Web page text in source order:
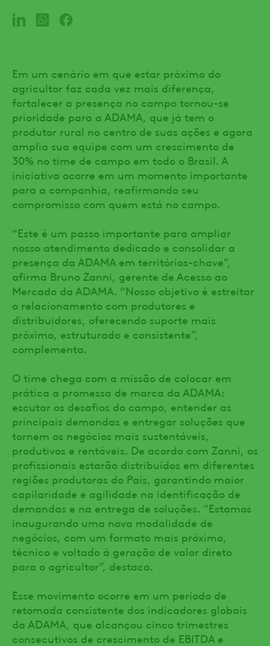
Em um cenário em que estar próximo do
agricultor faz cada vez mais diferença,
fortalecer a presença no campo tornou-se
prioridade para a ADAMA, que já tem o
produtor rural no centro de suas ações e agora
amplia sua equipe com um crescimento de
30% no time de campo em todo o Brasil. A
iniciativa ocorre em um momento importante
para a companhia, reafirmando seu
compromisso com quem está no campo.
“Este é um passo importante para ampliar
nosso atendimento dedicado e consolidar a
presença da ADAMA em territórios-chave”,
afirma Bruno Zanni, gerente de Acesso ao
Mercado da ADAMA. “Nosso objetivo é estreitar
o relacionamento com produtores e
distribuidores, oferecendo suporte mais
próximo, estruturado e consistente”,
complementa.
O time chega com a missão de colocar em
prática a promessa de marca da ADAMA:
escutar os desafios do campo, entender as
principais demandas e entregar soluções que
tornem os negócios mais sustentáveis,
produtivos e rentáveis. De acordo com Zanni, os
profissionais estarão distribuídos em diferentes
regiões produtoras do País, garantindo maior
capilaridade e agilidade na identificação de
demandas e na entrega de soluções. “Estamos
inaugurando uma nova modalidade de
negócios, com um formato mais próximo,
técnico e voltado à geração de valor direto
para o agricultor”, destaca.
Esse movimento ocorre em um período de
retomada consistente dos indicadores globais
da ADAMA, que alcançou cinco trimestres
consecutivos de crescimento de EBITDA e